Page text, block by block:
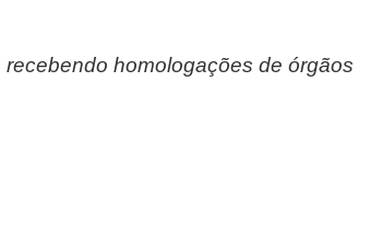
homologações de órgãos